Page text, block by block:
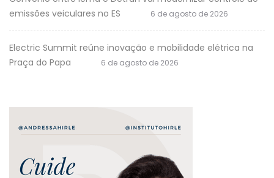
emissões veiculares no ES
6 de agosto de 2026
Electric Summit reúne inovação e mobilidade elétrica na
Praça do Papa
6 de agosto de 2026